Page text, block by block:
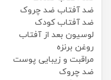
ضد آفتاب ضد چروک
ضد آفتاب کودک
لوسیون بعد از آفتاب
روغن برنزه
مراقبت و زیبایی پوست
ضد چروک